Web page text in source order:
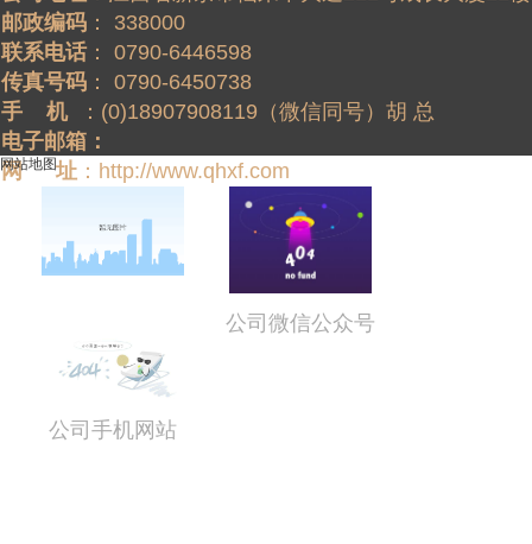
邮政编码
联系电话
传真号码
手    机
电子邮箱：
网 　 址 ：http://www.qhxf.com
公司微信公众号
公司手机网站
网站地图